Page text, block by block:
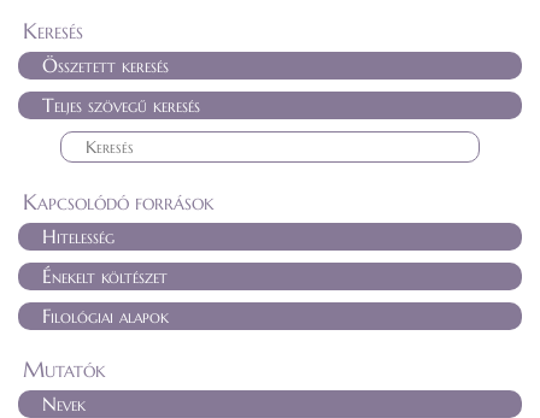
Keresés
Összetett keresés
Teljes szövegű keresés
Kapcsolódó források
Hitelesség
Énekelt költészet
Filológiai alapok
Mutatók
Nevek